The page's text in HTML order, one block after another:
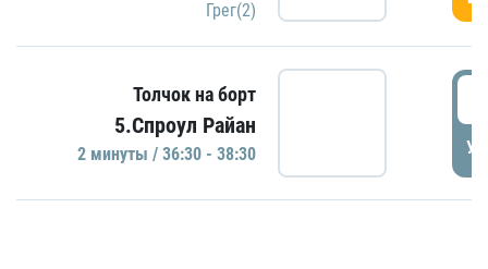
Грег(2)
Толчок на борт
5.Спроул Райан
2 минуты / 36:30 - 38:30